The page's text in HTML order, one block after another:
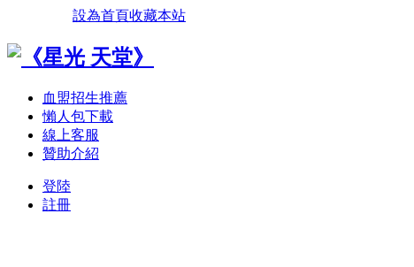
設為首頁收藏本站
血盟招生推薦
懶人包下載
線上客服
贊助介紹
登陸
註冊